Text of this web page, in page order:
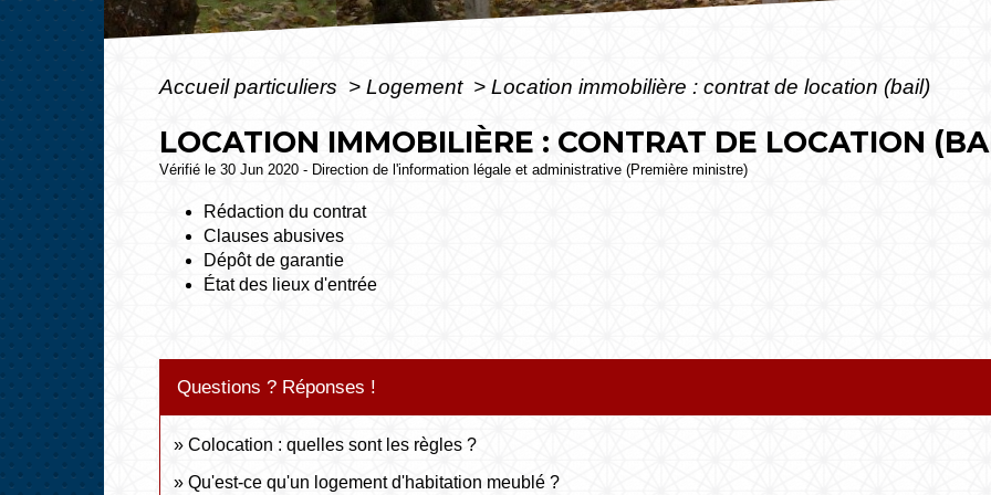
Accueil particuliers > Logement > Location immobilière : contrat de location (bail)
LOCATION IMMOBILIÈRE : CONTRAT DE LOCATION
Vérifié le 30 Jun 2020 - Direction de l'information légale et administrative (Première ministre)
Rédaction du contrat
Clauses abusives
Dépôt de garantie
État des lieux d'entrée
Questions ? Réponses !
Colocation : quelles sont les règles ?
Qu'est-ce qu'un logement d'habitation meublé ?